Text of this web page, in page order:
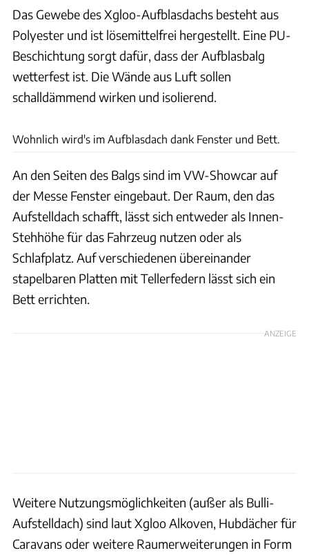
Das Gewebe des Xgloo-Aufblasdachs besteht aus
Polyester und ist lösemittelfrei hergestellt. Eine PU-
Beschichtung sorgt dafür, dass der Aufblasbalg
wetterfest ist. Die Wände aus Luft sollen
schalldämmend wirken und isolierend.
Wohnlich wird's im Aufblasdach dank Fenster und Bett.
An den Seiten des Balgs sind im VW-Showcar auf
der Messe Fenster eingebaut. Der Raum, den das
Aufstelldach schafft, lässt sich entweder als Innen-
Stehhöhe für das Fahrzeug nutzen oder als
Schlafplatz. Auf verschiedenen übereinander
stapelbaren Platten mit Tellerfedern lässt sich ein
Bett errichten.
ANZEIGE
Weitere Nutzungsmöglichkeiten (außer als Bulli-
Aufstelldach) sind laut Xgloo Alkoven, Hubdächer für
Caravans oder weitere Raumerweiterungen in Form